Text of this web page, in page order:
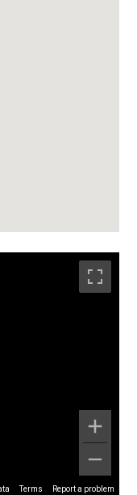
Terms Report a problem